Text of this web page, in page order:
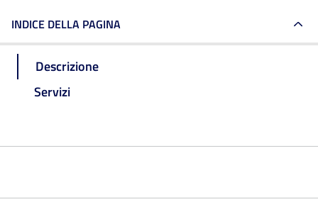
INDICE DELLA PAGINA
Descrizione
Servizi